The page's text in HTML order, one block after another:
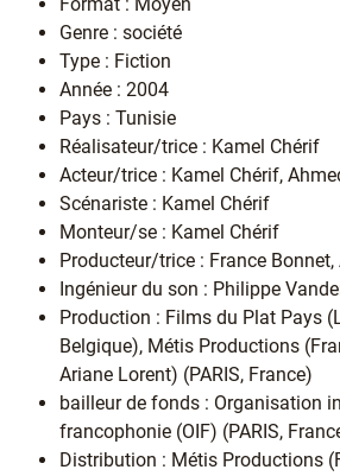
Genre : société
Type : Fiction
Année : 2004
Pays : Tunisie
Réalisateur/trice : Kamel Chérif
Acteur/trice : Kamel Chérif,
Scénariste : Kamel Chérif
Monteur/se : Kamel Chérif
Producteur/trice : France
Ingénieur du son : Philippe
Production : Films du Plat Pays
Belgique), Métis Productions
Ariane Lorent) (PARIS, France)
bailleur de fonds : Organisation
francophonie (OIF) (PARIS,
Distribution : Métis Productions